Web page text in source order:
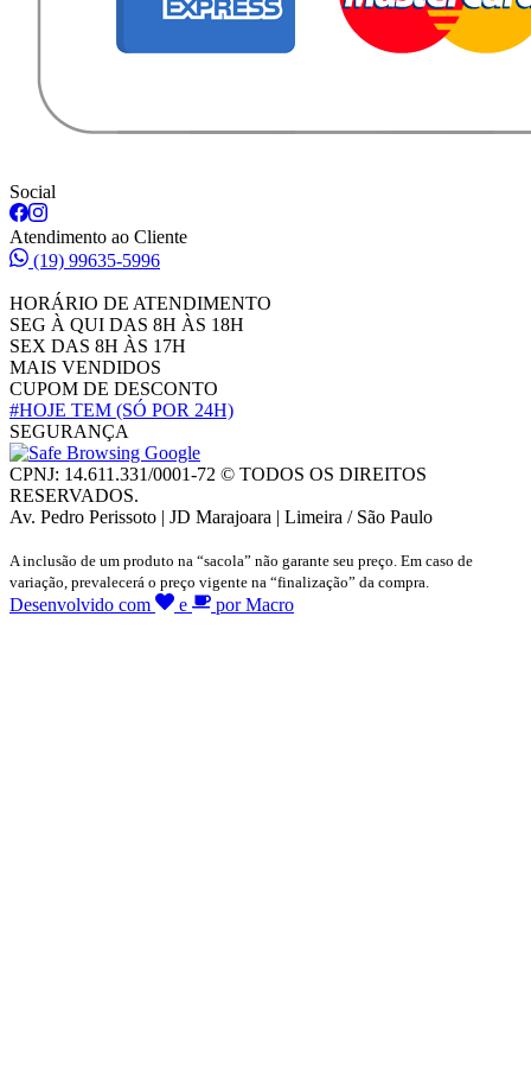
Social
Atendimento ao Cliente
(19) 99635-5996
HORÁRIO DE ATENDIMENTO
SEG À QUI DAS 8H ÀS 18H
SEX DAS 8H ÀS 17H
MAIS VENDIDOS
CUPOM DE DESCONTO
#HOJE TEM (SÓ POR 24H)
SEGURANÇA
CPNJ: 14.611.331/0001-72 © TODOS OS DIREITOS
RESERVADOS.
Av. Pedro Perissoto | JD Marajoara | Limeira / São Paulo
A inclusão de um produto na “sacola” não garante seu preço. Em caso de
variação, prevalecerá o preço vigente na “finalização” da compra.
Desenvolvido com e por Macro